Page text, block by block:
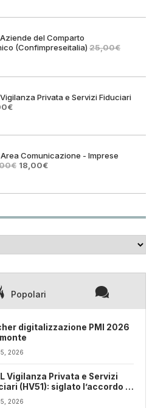
era:
è:
del Comparto
(Confimpreseitalia) 25,00€
Vigilanza Privata e Servizi Fiduciari
€Il
è:
Area Comunicazione - Imprese
€ Il
era:
18,00€Il
è:
Popolari
digitalizzazione PMI 2026
5, 2026
Vigilanza Privata e Servizi
(HV51): siglato l’accordo di
5, 2026